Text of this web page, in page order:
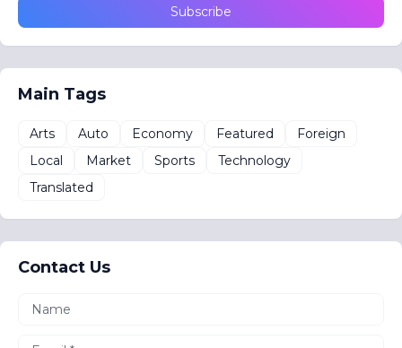
Main Tags
Arts Auto Economy Featured
Foreign
Local
Market Sports
Technology
Translated
Contact Us